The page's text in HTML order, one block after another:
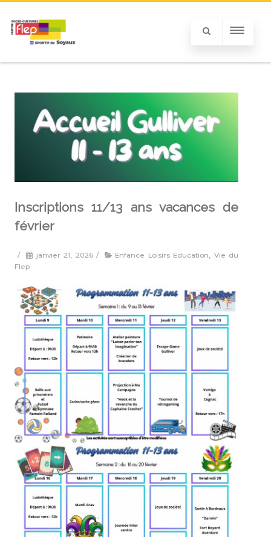
Inscriptions 11/13 ans vacances de
février
/ janvier 21, 2026 / Enfance Loisirs Education
Vie du
Flep